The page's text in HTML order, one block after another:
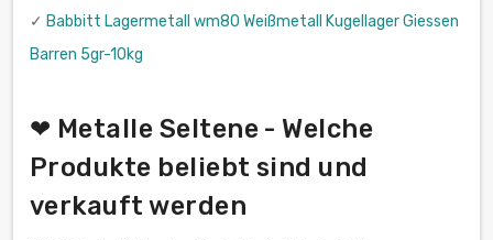
✓ Babbitt Lagermetall wm80 Weißmetall Kugellager Giessen
Barren 5gr-10kg
❤ Metalle Seltene - Welche
Produkte beliebt sind und
verkauft werden